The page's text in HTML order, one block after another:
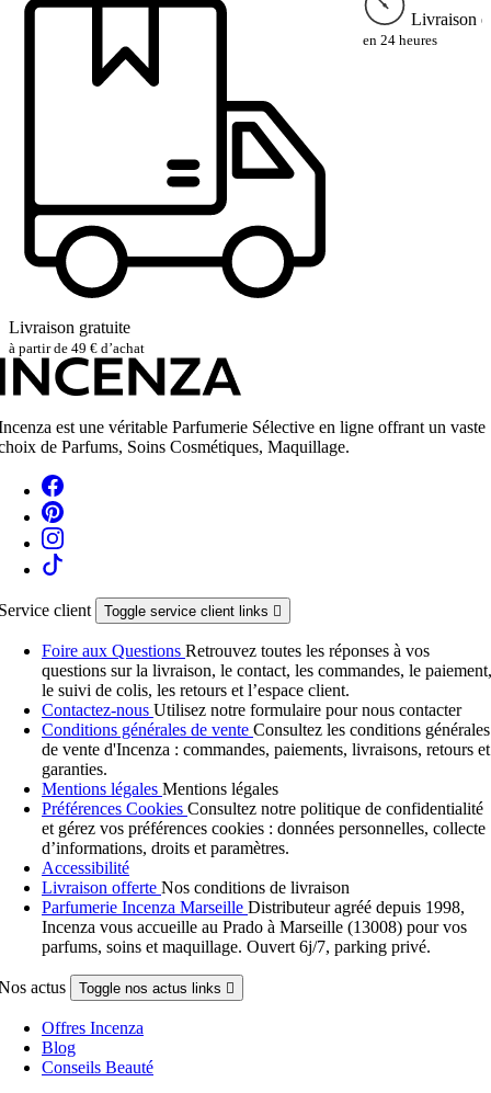
Livraison gratuite
à partir de 49 € d’achat
Livraison
en 24 heures
est une véritable Parfumerie Sélective en ligne offrant un vaste
de Parfums, Soins Cosmétiques, Maquillage.
client Toggle service client links 
Foire aux Questions Retrouvez toutes les réponses à vos
questions sur la livraison, le contact, les commandes, le paiement,
le suivi de colis, les retours et l’espace client.
Contactez-nous Utilisez notre formulaire pour nous contacter
Conditions générales de vente Consultez les conditions générales
de vente d'Incenza : commandes, paiements, livraisons, retours et
garanties.
Mentions légales Mentions légales
Préférences Cookies Consultez notre politique de confidentialité
et gérez vos préférences cookies : données personnelles, collecte
d’informations, droits et paramètres.
Accessibilité
Livraison offerte Nos conditions de livraison
Parfumerie Incenza Marseille Distributeur agréé depuis 1998,
Incenza vous accueille au Prado à Marseille (13008) pour vos
parfums, soins et maquillage. Ouvert 6j/7, parking privé.
actus Toggle nos actus links 
Offres Incenza
Blog
Conseils Beauté